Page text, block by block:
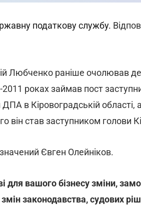
податкову службу.
Любченко раніше очолював
роках займав пост
в Кіровоградській області,
він став заступником голови
Євген Олейніков.
для вашого бізнесу зміни,
законодавства, судових